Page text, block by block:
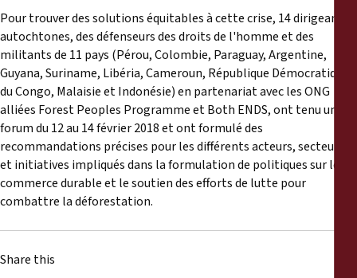
Pour trouver des solutions équitables à cette crise, 14 dirigeants
autochtones, des défenseurs des droits de l'homme et des
militants de 11 pays (Pérou, Colombie, Paraguay, Argentine,
Guyana, Suriname, Libéria, Cameroun, République Démocratique
du Congo, Malaisie et Indonésie) en partenariat avec les ONG
alliées Forest Peoples Programme et Both ENDS, ont tenu un
forum du 12 au 14 février 2018 et ont formulé des
recommandations précises pour les différents acteurs, secteurs
et initiatives impliqués dans la formulation de politiques sur le
commerce durable et le soutien des efforts de lutte pour
combattre la déforestation.
Share this